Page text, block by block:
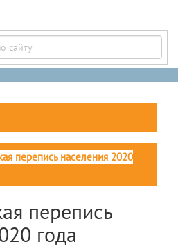
перепись населения 2020
перепись
года